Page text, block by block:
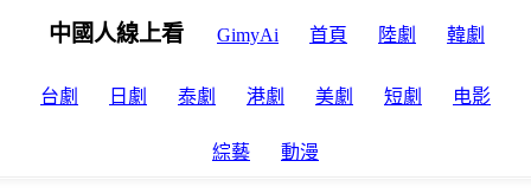
中國人線上看 GimyAi 首頁 陸劇 韓劇
台劇 日劇 泰劇 港劇 美劇 短劇 电影
綜藝 動漫